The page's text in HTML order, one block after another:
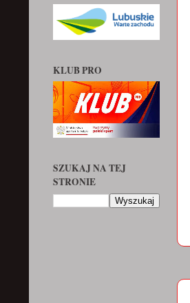
KLUB PRO
SZUKAJ NA TEJ
STRONIE